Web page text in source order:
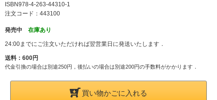
ISBN978-4-263-44310-1
注文コード：443100
発売中 在庫あり
24:00までにご注文いただければ翌営業日に発送いたします．
送料：600円
代金引換の場合は別途250円，後払いの場合は別途200円の手数料がかかります．
買い物かごに入れる